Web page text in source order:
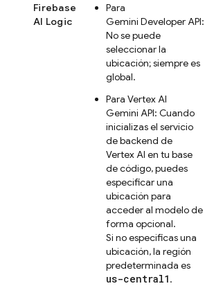
Firebase
AI Logic
Para
Gemini Developer API:
No se puede
seleccionar la
ubicación; siempre es
global.
Para Vertex AI
Gemini API: Cuando
inicializas el servicio
de backend de
Vertex AI en tu base
de código, puedes
especificar una
ubicación para
acceder al modelo de
forma opcional.
Si no especificas una
ubicación, la región
predeterminada es
us-central1.